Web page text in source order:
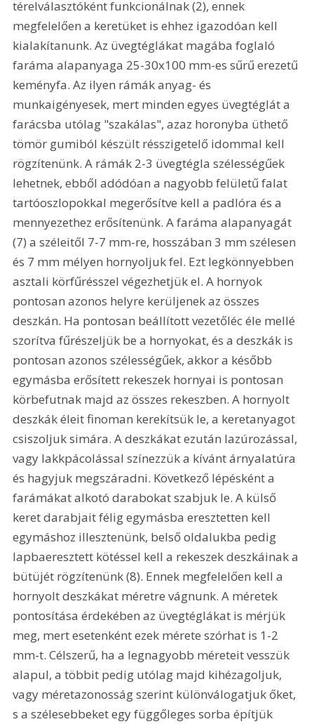
térelválasztóként funkcionálnak (2), ennek
megfelelően a keretüket is ehhez igazodóan kell
kialakítanunk. Az üvegtéglákat magába foglaló
faráma alapanyaga 25-30x100 mm-es sűrű erezetű
keményfa. Az ilyen rámák anyag- és
munkaigényesek, mert minden egyes üvegtéglát a
farácsba utólag "szakálas", azaz horonyba üthető
tömör gumiból készült résszigetelő idommal kell
rögzítenünk. A rámák 2-3 üvegtégla szélességűek
lehetnek, ebből adódóan a nagyobb felületű falat
tartóoszlopokkal megerősítve kell a padlóra és a
mennyezethez erősítenünk. A faráma alapanyagát
(7) a széleitől 7-7 mm-re, hosszában 3 mm szélesen
és 7 mm mélyen hornyoljuk fel. Ezt legkönnyebben
asztali körfűrésszel végezhetjük el. A hornyok
pontosan azonos helyre kerüljenek az összes
deszkán. Ha pontosan beállított vezetőléc éle mellé
szorítva fűrészeljük be a hornyokat, és a deszkák is
pontosan azonos szélességűek, akkor a később
egymásba erősített rekeszek hornyai is pontosan
körbefutnak majd az összes rekeszben. A hornyolt
deszkák éleit finoman kerekítsük le, a keretanyagot
csiszoljuk simára. A deszkákat ezután lazúrozással,
vagy lakkpácolással színezzük a kívánt árnyalatúra
és hagyjuk megszáradni. Következő lépésként a
farámákat alkotó darabokat szabjuk le. A külső
keret darabjait félig egymásba eresztetten kell
egymáshoz illesztenünk, belső oldalukba pedig
lapbaeresztett kötéssel kell a rekeszek deszkáinak a
bütüjét rögzítenünk (8). Ennek megfelelően kell a
hornyolt deszkákat méretre vágnunk. A méretek
pontosítása érdekében az üvegtéglákat is mérjük
meg, mert esetenként ezek mérete szórhat is 1-2
mm-t. Célszerű, ha a legnagyobb méreteit vesszük
alapul, a többit pedig utólag majd kihézagoljuk,
vagy méretazonosság szerint különválogatjuk őket,
s a szélesebbeket egy függőleges sorba építjük